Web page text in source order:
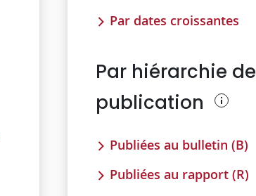
Par dates croissantes
Par hiérarchie de
publication
Publiées au bulletin (B)
Publiées au rapport (R)